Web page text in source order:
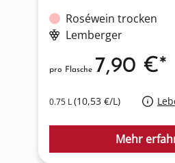
Roséwein trocken
Lemberger
0.75 L(10,53 €/L)
pro Flasche 7,90 €*
Mehr